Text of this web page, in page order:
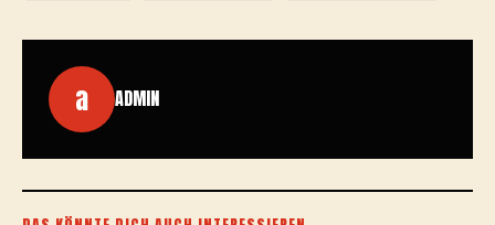
a ADMIN